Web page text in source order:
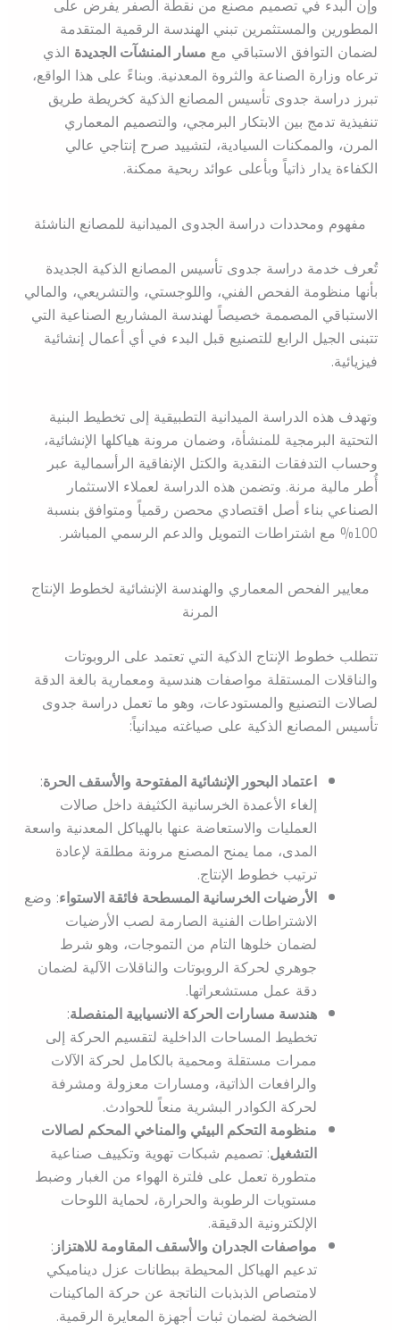
وإن البدء في تصميم مصنع من نقطة الصفر يفرض على
المطورين والمستثمرين تبني الهندسة الرقمية المتقدمة
لضمان التوافق الاستباقي مع مسار المنشآت الجديدةالذي
ترعاه وزارة الصناعة والثروة المعدنية. وبناءً على هذا الواقع،
تبرز دراسة جدوى تأسيس المصانع الذكية كخريطة طريق
تنفيذية تدمج بين الابتكار البرمجي، والتصميم المعماري
المرن، والممكنات السيادية، لتشييد صرح إنتاجي عالي
الكفاءة يدار ذاتياً وبأعلى عوائد ربحية ممكنة.
مفهوم ومحددات دراسة الجدوى الميدانية للمصانع الناشئة
تُعرف خدمة دراسة جدوى تأسيس المصانع الذكية الجديدة
بأنها منظومة الفحص الفني، واللوجستي، والتشريعي، والمالي
الاستباقي المصممة خصيصاً لهندسة المشاريع الصناعية التي
تتبنى الجيل الرابع للتصنيع قبل البدء في أي أعمال إنشائية
فيزيائية.
وتهدف هذه الدراسة الميدانية التطبيقية إلى تخطيط البنية
التحتية البرمجية للمنشأة، وضمان مرونة هياكلها الإنشائية،
وحساب التدفقات النقدية والكتل الإنفاقية الرأسمالية عبر
أُطر مالية مرنة. وتضمن هذه الدراسة لعملاء الاستثمار
الصناعي بناء أصل اقتصادي محصن رقمياً ومتوافق بنسبة
100% مع اشتراطات التمويل والدعم الرسمي المباشر.
معايير الفحص المعماري والهندسة الإنشائية لخطوط الإنتاج
المرنة
تتطلب خطوط الإنتاج الذكية التي تعتمد على الروبوتات
والناقلات المستقلة مواصفات هندسية ومعمارية بالغة الدقة
لصالات التصنيع والمستودعات، وهو ما تعمل دراسة جدوى
تأسيس المصانع الذكية على صياغته ميدانياً:
اعتماد البحور الإنشائية المفتوحة والأسقف الحرة:
إلغاء الأعمدة الخرسانية الكثيفة داخل صالات
العمليات والاستعاضة عنها بالهياكل المعدنية واسعة
المدى، مما يمنح المصنع مرونة مطلقة لإعادة
ترتيب خطوط الإنتاج.
الأرضيات الخرسانية المسطحة فائقة الاستواء: وضع
الاشتراطات الفنية الصارمة لصب الأرضيات
لضمان خلوها التام من التموجات، وهو شرط
جوهري لحركة الروبوتات والناقلات الآلية لضمان
دقة عمل مستشعراتها.
هندسة مسارات الحركة الانسيابية المنفصلة:
تخطيط المساحات الداخلية لتقسيم الحركة إلى
ممرات مستقلة ومحمية بالكامل لحركة الآلات
والرافعات الذاتية، ومسارات معزولة ومشرفة
لحركة الكوادر البشرية منعاً للحوادث.
منظومة التحكم البيئي والمناخي المحكم لصالات
التشغيل: تصميم شبكات تهوية وتكييف صناعية
متطورة تعمل على فلترة الهواء من الغبار وضبط
مستويات الرطوبة والحرارة، لحماية اللوحات
الإلكترونية الدقيقة.
مواصفات الجدران والأسقف المقاومة للاهتزاز:
تدعيم الهياكل المحيطة ببطانات عزل ديناميكي
لامتصاص الذبذبات الناتجة عن حركة الماكينات
الضخمة لضمان ثبات أجهزة المعايرة الرقمية.